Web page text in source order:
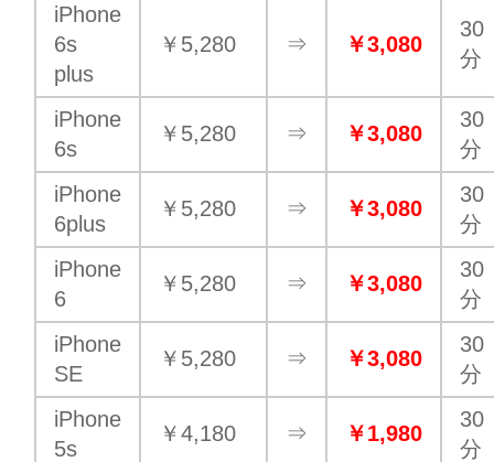
iPhone
6s
plus
￥5,280 ⇒ ￥3,080
30
分
iPhone
6s
￥5,280 ⇒ ￥3,080
30
分
iPhone
6plus
￥5,280 ⇒ ￥3,080
30
分
iPhone
6
￥5,280 ⇒ ￥3,080
30
分
iPhone
SE
￥5,280 ⇒ ￥3,080
30
分
iPhone
5s
￥4,180 ⇒ ￥1,980
30
分